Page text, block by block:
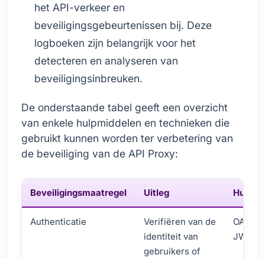
het API-verkeer en
beveiligingsgebeurtenissen bij. Deze
logboeken zijn belangrijk voor het
detecteren en analyseren van
beveiligingsinbreuken.
De onderstaande tabel geeft een overzicht
van enkele hulpmiddelen en technieken die
gebruikt kunnen worden ter verbetering van
de beveiliging van de API Proxy:
Beveiligingsmaatregel Uitleg
Authenticatie
Verifiëren van de
identiteit van
gebruikers of
OAuth
JWT